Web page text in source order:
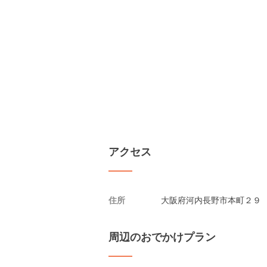
アクセス
住所 大阪府河内長野市本町２９
周辺のおでかけプラン